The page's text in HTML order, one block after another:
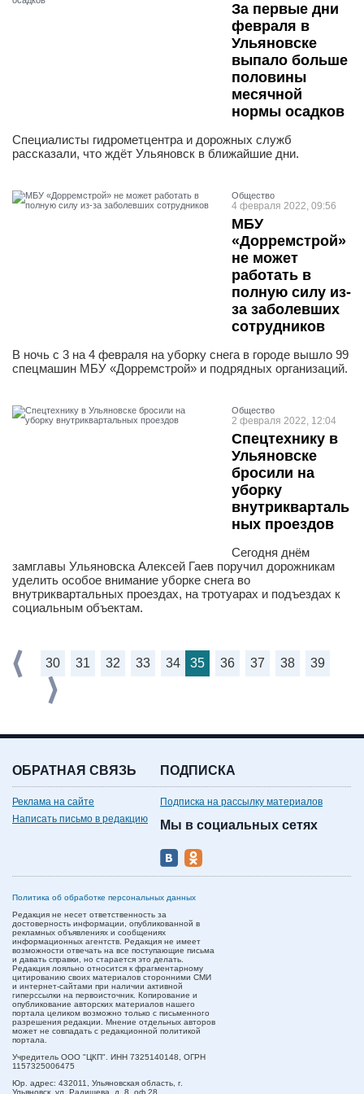
За первые дни
февраля в
Ульяновске
выпало больше
половины
месячной
нормы осадков
Специалисты гидрометцентра и дорожных служб
рассказали, что ждёт Ульяновск в ближайшие дни.
Общество
4 февраля 2022, 09:56
МБУ
«Дорремстрой»
не может
работать в
полную силу из-
за заболевших
сотрудников
В ночь с 3 на 4 февраля на уборку снега в городе вышло 99
спецмашин МБУ «Дорремстрой» и подрядных организаций.
Общество
2 февраля 2022, 12:04
Спецтехнику в
Ульяновске
бросили на
уборку
внутрикварталь
ных проездов
Сегодня днём
замглавы Ульяновска Алексей Гаев поручил дорожникам
уделить особое внимание уборке снега во
внутриквартальных проездах, на тротуарах и подъездах к
социальным объектам.
30 31 32 33 34 35 36 37 38 39
ОБРАТНАЯ СВЯЗЬ
Реклама на сайте
Написать письмо в редакцию
ПОДПИСКА
Подписка на рассылку материалов
Мы в социальных сетях
Политика об обработке персональных данных
Редакция не несет ответственность за
достоверность информации, опубликованной в
рекламных объявлениях и сообщениях
информационных агентств. Редакция не имеет
возможности отвечать на все поступающие письма
и давать справки, но старается это делать.
Редакция лояльно относится к фрагментарному
цитированию своих материалов сторонними СМИ
и интернет-сайтами при наличии активной
гиперссылки на первоисточник. Копирование и
опубликование авторских материалов нашего
портала целиком возможно только с письменного
разрешения редакции. Мнение отдельных авторов
может не совпадать с редакционной политикой
портала.
Учредитель ООО "ЦКП". ИНН 7325140148, ОГРН
1157325006475
Юр. адрес: 432011, Ульяновская область, г.
Ульяновск, ул. Радищева, д. 8, оф.28